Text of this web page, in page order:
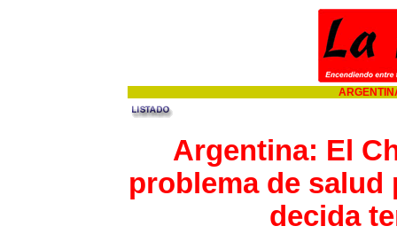
Argentina: El
problema de
decida